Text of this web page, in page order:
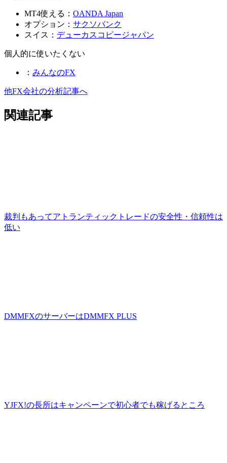
MT4使える： OANDA Japan
オプション： サクソバンク
スイス： デューカスコピージャパン
個人的に使いたくない
： みんなのFX
他FX会社の分析記事へ
関連記事
裁判もあってアトランティックトレードの安全性・信頼性は
低い
DMMFXのサーバーはDMMFX PLUS
YJFX!の長所はキャンペーンで初心者でも稼げるところ